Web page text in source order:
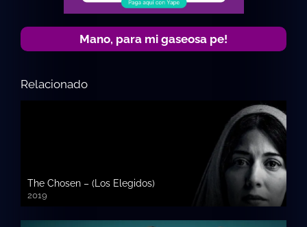
Mano, para mi gaseosa pe!
Relacionado
The Chosen – (Los Elegidos)
2019